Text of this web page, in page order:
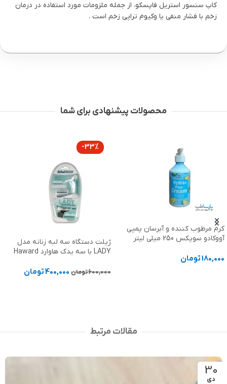
کاپ سنسور استریل فاپسکو، از جمله ملزومات مورد استفاده در درمان
زخم با فشار منفی یا وکیوم تراپی زخم است .
محصولات پیشنهادی برای شما
پمپی
ژیلت دستگاه سه لبه زنانه مدل
400,000تومان
کیت بزرگ وکیوم
Confurt
2,853,000تومان
مقالات مرتبط
30
دی